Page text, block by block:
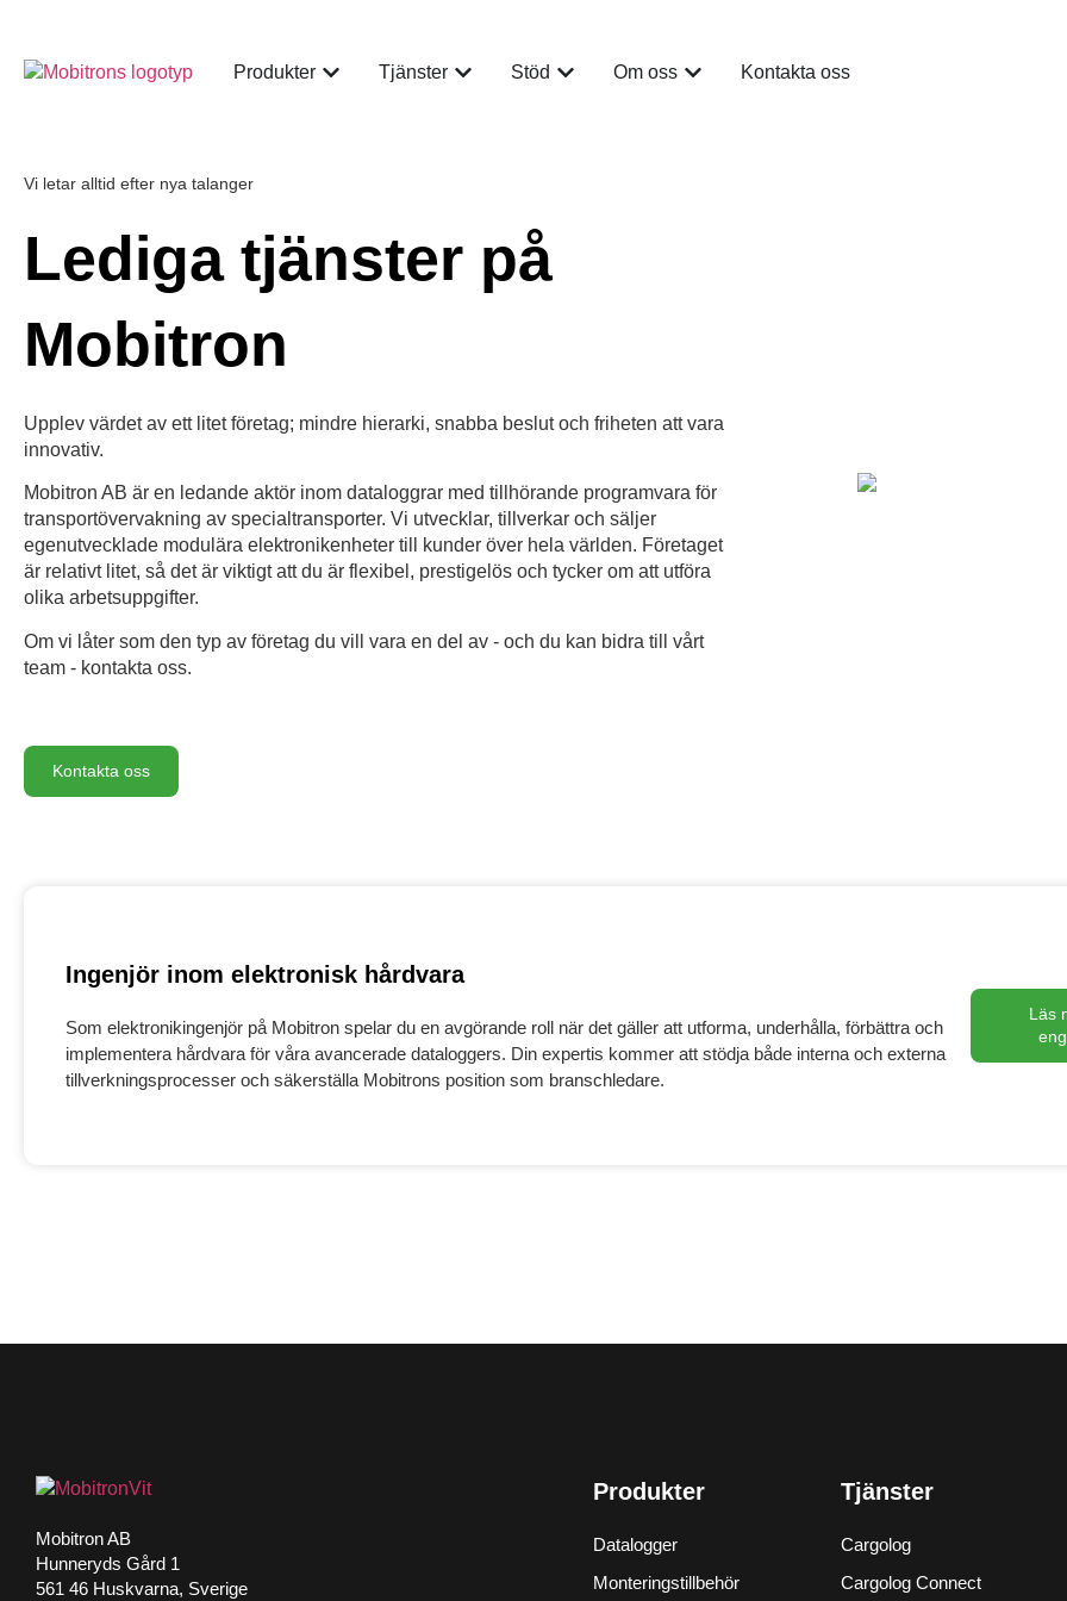
Produkter Tjänster Stöd Om oss Kontakta oss
Vi letar alltid efter nya talanger
Lediga tjänster på
Mobitron
Upplev värdet av ett litet företag; mindre hierarki, snabba beslut och friheten att vara
innovativ.
Mobitron AB är en ledande aktör inom dataloggrar med tillhörande programvara för
transportövervakning av specialtransporter. Vi utvecklar, tillverkar och säljer
egenutvecklade modulära elektronikenheter till kunder över hela världen. Företaget
är relativt litet, så det är viktigt att du är flexibel, prestigelös och tycker om att utföra
olika arbetsuppgifter.
Om vi låter som den typ av företag du vill vara en del av - och du kan bidra till vårt
team - kontakta oss.
Kontakta oss
Ingenjör inom elektronisk hårdvara
Som elektronikingenjör på Mobitron spelar du en avgörande roll när det gäller att utforma, underhålla, förbättra och
implementera hårdvara för våra avancerade dataloggers. Din expertis kommer att stödja både interna och externa
tillverkningsprocesser och säkerställa Mobitrons position som branschledare.
Läs
Mobitron AB
Hunneryds Gård 1
561 46 Huskvarna, Sverige
Produkter
Datalogger
Monteringstillbehör
Tjänster
Cargolog
Cargolog Connect